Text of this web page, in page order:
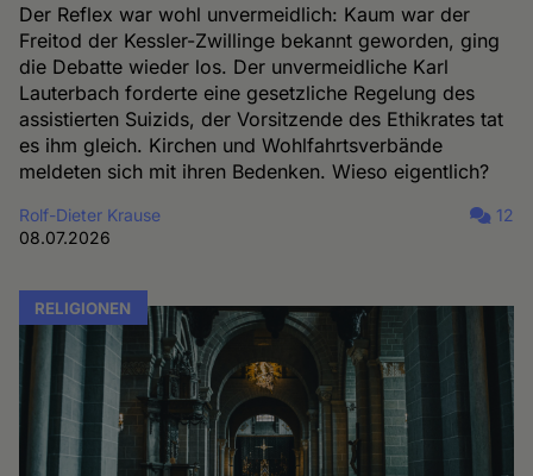
Der Reflex war wohl unvermeidlich: Kaum war der
Freitod der Kessler-Zwillinge bekannt geworden, ging
die Debatte wieder los. Der unvermeidliche Karl
Lauterbach forderte eine gesetzliche Regelung des
assistierten Suizids, der Vorsitzende des Ethikrates tat
es ihm gleich. Kirchen und Wohlfahrtsverbände
meldeten sich mit ihren Bedenken. Wieso eigentlich?
Rolf-Dieter Krause
08.07.2026
12
RELIGIONEN